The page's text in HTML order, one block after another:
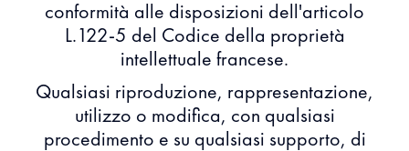
conformità alle disposizioni dell'articolo
L.122-5 del Codice della proprietà
intellettuale francese.
Qualsiasi riproduzione, rappresentazione,
utilizzo o modifica, con qualsiasi
procedimento e su qualsiasi supporto, di